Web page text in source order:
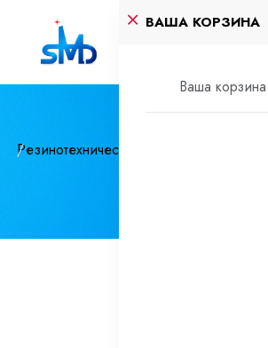
ВАША КОРЗИНА
Ваша корзина
Резинотехнические изделия